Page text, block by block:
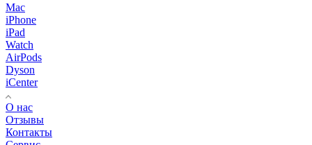
Mac
iPhone
iPad
Watch
AirPods
Dyson
iCenter
О нас
Отзывы
Контакты